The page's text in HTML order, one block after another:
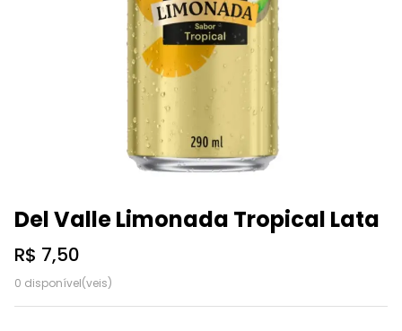
Del Valle Limonada Tropical Lata
R$ 7,50
0 disponível(veis)